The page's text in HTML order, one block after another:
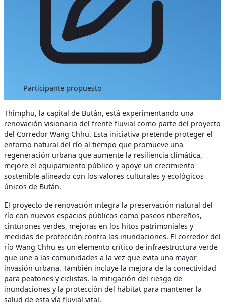
Participante propuesto
Thimphu, la capital de Bután, está experimentando una
renovación visionaria del frente fluvial como parte del proyecto
del Corredor Wang Chhu. Esta iniciativa pretende proteger el
entorno natural del río al tiempo que promueve una
regeneración urbana que aumente la resiliencia climática,
mejore el equipamiento público y apoye un crecimiento
sostenible alineado con los valores culturales y ecológicos
únicos de Bután.
El proyecto de renovación integra la preservación natural del
río con nuevos espacios públicos como paseos ribereños,
cinturones verdes, mejoras en los hitos patrimoniales y
medidas de protección contra las inundaciones. El corredor del
río Wang Chhu es un elemento crítico de infraestructura verde
que une a las comunidades a la vez que evita una mayor
invasión urbana. También incluye la mejora de la conectividad
para peatones y ciclistas, la mitigación del riesgo de
inundaciones y la protección del hábitat para mantener la
salud de esta vía fluvial vital.